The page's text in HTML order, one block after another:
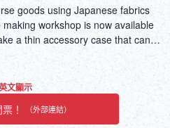
goods using Japanese fabrics
workshop is now available
a thin accessory case that can
case, a pen case, or a glasses
without sewing.
文顯示
！ （外部連結）